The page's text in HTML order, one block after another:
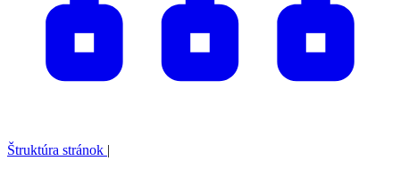
Štruktúra stránok |